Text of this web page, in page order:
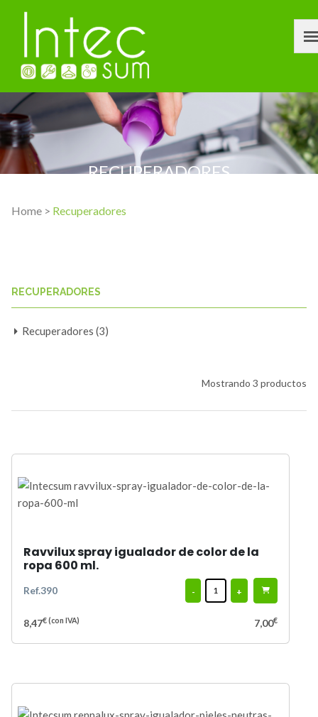
RECUPERADORES
Home > Recuperadores
RECUPERADORES
Recuperadores (3)
Mostrando 3 productos
Ravvilux spray igualador de color de la
ropa 600 ml.
Ref.390 - +
8,47€(con IVA) 7,00€